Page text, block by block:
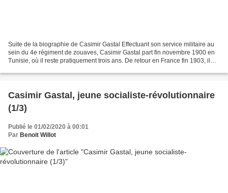
Suite de la biographie de Casimir Gastal Effectuant son service militaire au
sein du 4e régiment de zouaves, Casimir Gastal part fin novembre 1900 en
Tunisie, où il reste pratiquement trois ans. De retour en France fin 1903, il
Casimir Gastal, jeune socialiste-révolutionnaire
(1/3)
Publié le 01/02/2020 à 00:01
Par Benoit Willot